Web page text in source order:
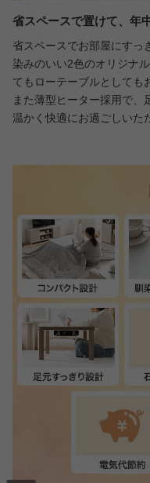
省スペースで置けて、年
省スペースでお部屋にすっ
染みのいい2色のオリジナ
てもローテーブルとしても
また薄型ヒーター採用で、
温かく快適にお過ごしいた